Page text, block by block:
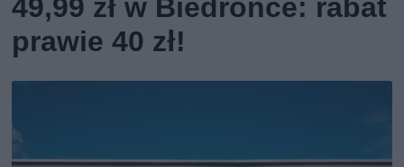
49,99 zł w Biedronce: rabat
prawie 40 zł!